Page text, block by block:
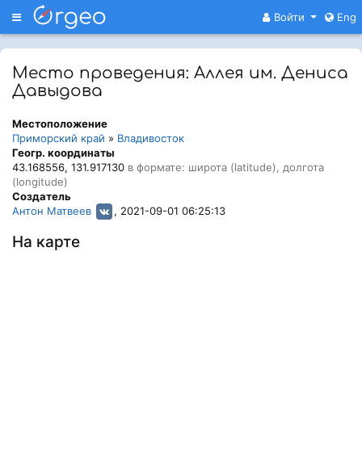
Меню Войти Eng
Место проведения: Аллея им. Дениса
Давыдова
Местоположение
Приморский край » Владивосток
Геогр. координаты
43.168556, 131.917130 в формате: широта (latitude), долгота
(longitude)
Создатель
Антон Матвеев
, 2021-09-01 06:25:13
На карте